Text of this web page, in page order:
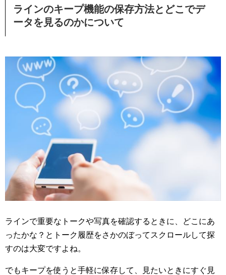
ラインのキープ機能の保存方法とどこでデ
ータを見るのかについて
ラインで重要なトークや写真を確認するときに、どこにあ
ったかな？とトーク履歴をさかのぼってスクロールして探
すのは大変ですよね。
でもキープを使うと手軽に保存して、見たいときにすぐ見